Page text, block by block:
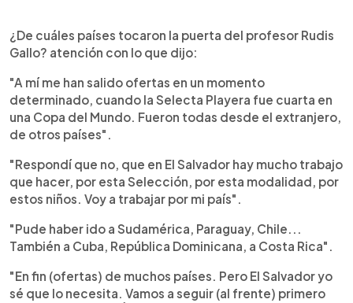
¿De cuáles países tocaron la puerta del profesor Rudis
Gallo? atención con lo que dijo:
"A mí me han salido ofertas en un momento
determinado, cuando la Selecta Playera fue cuarta en
una Copa del Mundo. Fueron todas desde el extranjero,
de otros países".
"Respondí que no, que en El Salvador hay mucho trabajo
que hacer, por esta Selección, por esta modalidad, por
estos niños. Voy a trabajar por mi país".
"Pude haber ido a Sudamérica, Paraguay, Chile...
También a Cuba, República Dominicana, a Costa Rica".
"En fin (ofertas) de muchos países. Pero El Salvador yo
sé que lo necesita. Vamos a seguir (al frente) primero